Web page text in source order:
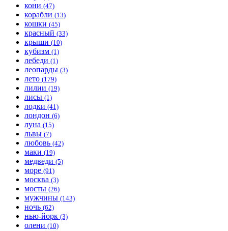
кони (47)
корабли (13)
кошки (45)
красный (33)
крыши (10)
кубизм (1)
лебеди (1)
леопарды (3)
лето (179)
лилии (19)
лисы (1)
лодки (41)
лондон (6)
луна (15)
львы (7)
любовь (42)
маки (19)
медведи (5)
море (91)
москва (3)
мосты (26)
мужчины (143)
ночь (62)
нью-йорк (3)
олени (10)